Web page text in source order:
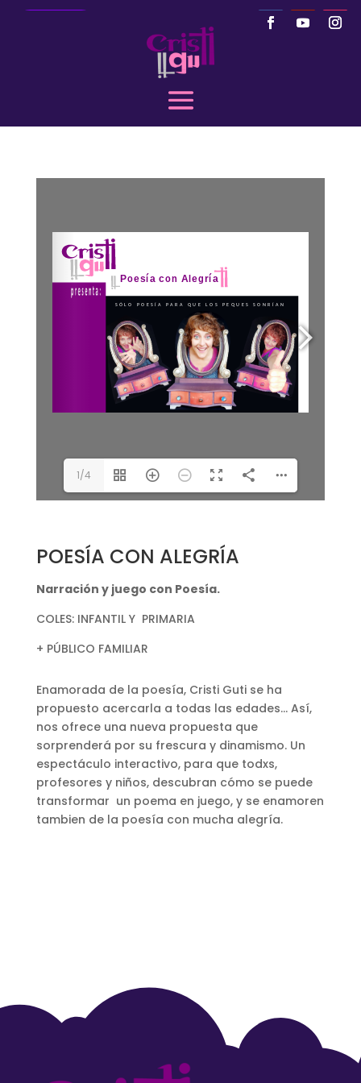
1/4
POESÍA CON ALEGRÍA
Narración y juego con Poesía.
COLES: INFANTIL Y PRIMARIA
+ PÚBLICO FAMILIAR
Enamorada de la poesía, Cristi Guti se ha
propuesto acercarla a todas las edades… Así,
nos ofrece una nueva propuesta que
sorprenderá por su frescura y dinamismo. Un
espectáculo interactivo, para que todxs,
profesores y niños, descubran cómo se puede
transformar un poema en juego, y se enamoren
tambien de la poesía con mucha alegría.